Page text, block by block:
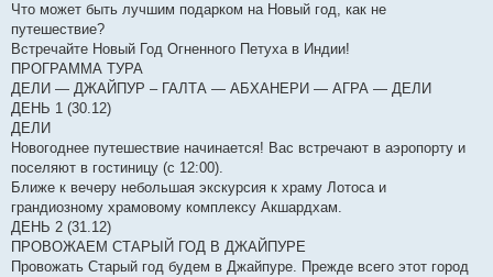
д
о
л
е
н
я
Что может быть лучшим подарком на Новый год, как не
путешествие?
Встречайте Новый Год Огненного Петуха в Индии!
ПРОГРАММА ТУРА
ДЕЛИ — ДЖАЙПУР – ГАЛТА — АБХАНЕРИ — АГРА — ДЕЛИ
ДЕНЬ 1 (30.12)
ДЕЛИ
Новогоднее путешествие начинается! Вас встречают в аэропорту и
поселяют в гостиницу (с 12:00).
Ближе к вечеру небольшая экскурсия к храму Лотоса и
грандиозному храмовому комплексу Акшардхам.
ДЕНЬ 2 (31.12)
ПРОВОЖАЕМ СТАРЫЙ ГОД В ДЖАЙПУРЕ
Провожать Старый год будем в Джайпуре. Прежде всего этот город